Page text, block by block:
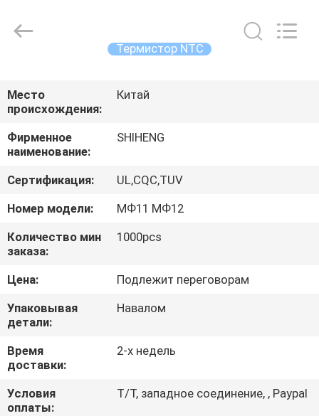
ПРОДУКТЫ
VR
О
НАС
ПУТЕШЕСТВИЕ
ФАБРИКИ
ПРОВЕРКА
КАЧЕСТВА
Electronics
Co.,Ltd.
Термистор NTC
Место
происхождения:
Китай
Фирменное
наименование:
SHIHENG
Сертификация:
UL,CQC,TUV
Номер модели:
МФ11 МФ12
Количество мин
заказа:
1000pcs
Цена:
Подлежит переговорам
Упаковывая
детали:
Навалом
Время
доставки:
2-х недель
Условия
оплаты:
T/T, западное соединение, , Paypal